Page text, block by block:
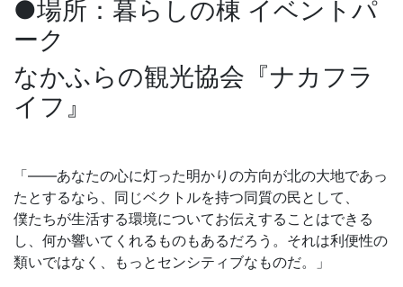
●場所：暮らしの棟 イベントパ
ーク
なかふらの観光協会『ナカフラ
イフ』
「――あなたの心に灯った明かりの方向が北の大地であっ
たとするなら、同じベクトルを持つ同質の民として、
僕たちが生活する環境についてお伝えすることはできる
し、何か響いてくれるものもあるだろう。それは利便性の
類いではなく、もっとセンシティブなものだ。」